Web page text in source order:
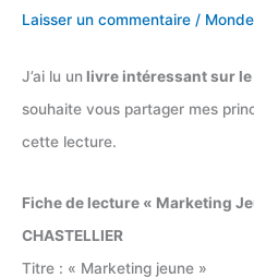
Laisser un commentaire /
J’ai lu un livre intéressant sur
souhaite vous partager mes
cette lecture.
Fiche de lecture « Marketing
CHASTELLIER
Titre : « Marketing jeune »